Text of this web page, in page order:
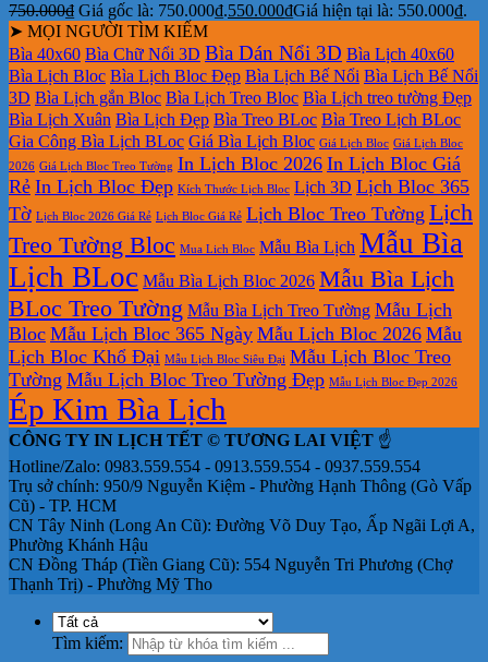
750.000₫ Giá gốc là: 750.000₫.550.000₫Giá hiện tại là: 550.000₫.
➤ MỌI NGƯỜI TÌM KIẾM
Bìa 40x60 Bìa Chữ Nổi 3D Bìa Dán Nổi 3D Bìa Lịch 40x60
Bìa Lịch Bloc Bìa Lịch Bloc Đẹp Bìa Lịch Bế Nổi Bìa Lịch Bế Nổi
3D Bìa Lịch gắn Bloc Bìa Lịch Treo Bloc Bìa Lịch treo tường Đẹp
Bìa Lịch Xuân Bìa Lịch Đẹp Bìa Treo BLoc Bìa Treo Lịch BLoc
Gia Công Bìa Lịch BLoc Giá Bìa Lịch Bloc Giá Lịch Bloc Giá Lịch Bloc
2026 Giá Lịch Bloc Treo Tường In Lịch Bloc 2026 In Lịch Bloc Giá
Rẻ In Lịch Bloc Đẹp Kích Thước Lịch Bloc Lịch 3D Lịch Bloc 365
Tờ Lịch Bloc 2026 Giá Rẻ Lịch Bloc Giá Rẻ Lịch Bloc Treo Tường Lịch
Treo Tường Bloc Mua Lich Bloc Mẫu Bìa Lịch Mẫu Bìa
Lịch BLoc Mẫu Bìa Lịch Bloc 2026 Mẫu Bìa Lịch
BLoc Treo Tường Mẫu Bìa Lịch Treo Tường Mẫu Lịch
Bloc Mẫu Lịch Bloc 365 Ngày Mẫu Lịch Bloc 2026 Mẫu
Lịch Bloc Khổ Đại Mẫu Lịch Bloc Siêu Đại Mẫu Lịch Bloc Treo
Tường Mẫu Lịch Bloc Treo Tường Đẹp Mẫu Lịch Bloc Đẹp 2026
Ép Kim Bìa Lịch
CÔNG TY IN LỊCH TẾT © TƯƠNG LAI VIỆT ☝️
Hotline/Zalo: 0983.559.554 - 0913.559.554 - 0937.559.554
Trụ sở chính: 950/9 Nguyễn Kiệm - Phường Hạnh Thông (Gò Vấp
Cũ) - TP. HCM
CN Tây Ninh (Long An Cũ): Đường Võ Duy Tạo, Ấp Ngãi Lợi A,
Phường Khánh Hậu
CN Đồng Tháp (Tiền Giang Cũ): 554 Nguyễn Tri Phương (Chợ
Thạnh Trị) - Phường Mỹ Tho
Tìm kiếm: